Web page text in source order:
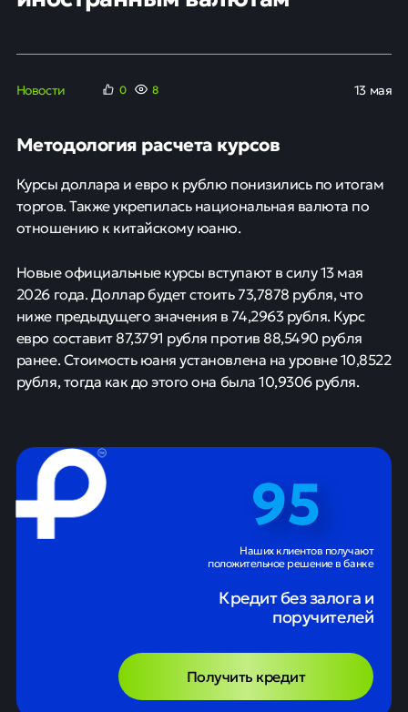
Новости 0 9 13 мая
Методология расчета курсов
Курсы доллара и евро к рублю понизились по итогам
торгов. Также укрепилась национальная валюта по
отношению к китайскому юаню.
Новые официальные курсы вступают в силу 13 мая
2026 года. Доллар будет стоить 73,7878 рубля, что
ниже предыдущего значения в 74,2963 рубля. Курс
евро составит 87,3791 рубля против 88,5490 рубля
ранее. Стоимость юаня установлена на уровне 10,8522
рубля, тогда как до этого она была 10,9306 рубля.
95
Наших клиентов получают
положительное решение в банке
Кредит без залога и
поручителей
Получить кредит